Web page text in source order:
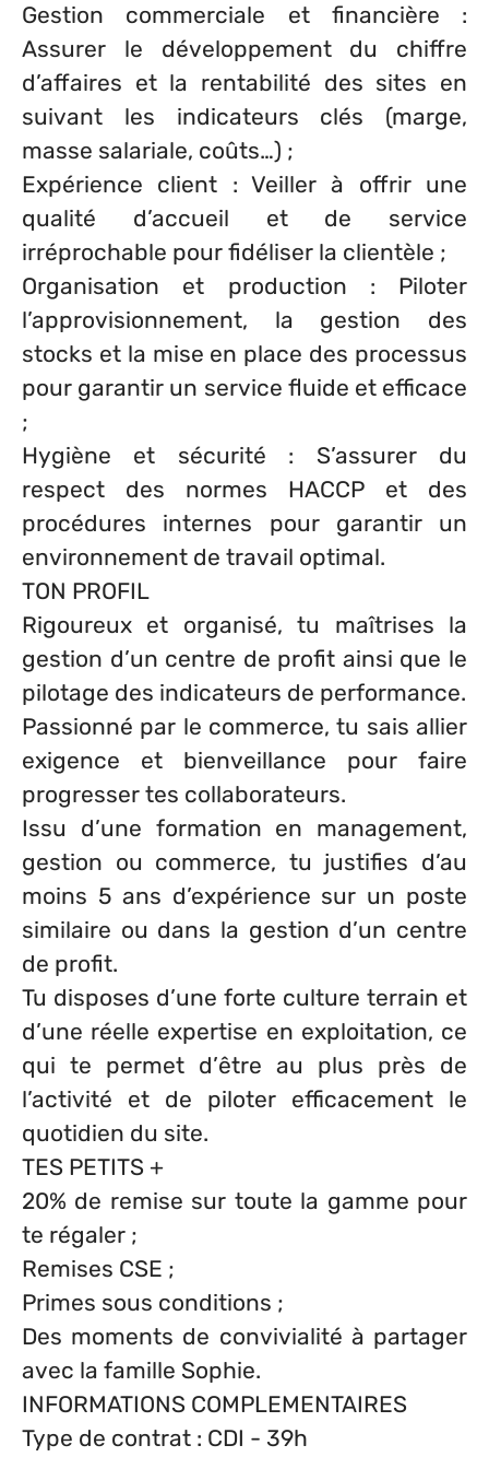
Gestion commerciale et financière :
Assurer le développement du chiffre
d’affaires et la rentabilité des sites en
suivant les indicateurs clés (marge,
masse salariale, coûts…) ;
Expérience client : Veiller à offrir une
qualité d’accueil et de service
irréprochable pour fidéliser la clientèle ;
Organisation et production : Piloter
l’approvisionnement, la gestion des
stocks et la mise en place des processus
pour garantir un service fluide et efficace
;
Hygiène et sécurité : S’assurer du
respect des normes HACCP et des
procédures internes pour garantir un
environnement de travail optimal.
TON PROFIL
Rigoureux et organisé, tu maîtrises la
gestion d’un centre de profit ainsi que le
pilotage des indicateurs de performance.
Passionné par le commerce, tu sais allier
exigence et bienveillance pour faire
progresser tes collaborateurs.
Issu d’une formation en management,
gestion ou commerce, tu justifies d’au
moins 5 ans d’expérience sur un poste
similaire ou dans la gestion d’un centre
de profit.
Tu disposes d’une forte culture terrain et
d’une réelle expertise en exploitation, ce
qui te permet d’être au plus près de
l’activité et de piloter efficacement le
quotidien du site.
TES PETITS +
20% de remise sur toute la gamme pour
te régaler ;
Remises CSE ;
Primes sous conditions ;
Des moments de convivialité à partager
avec la famille Sophie.
INFORMATIONS COMPLEMENTAIRES
Type de contrat : CDI - 39h